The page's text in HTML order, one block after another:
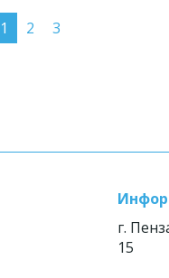
1 2 3
г.
15